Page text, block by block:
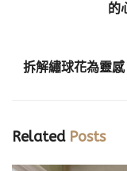
的
拆解繡球花為靈
RelatedPosts